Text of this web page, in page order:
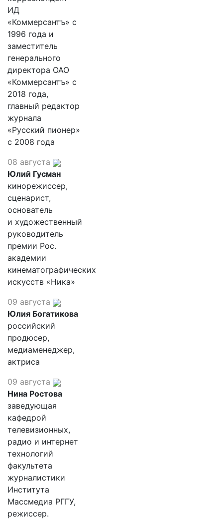
ИД
«Коммерсантъ» с
1996 года и
заместитель
генерального
директора ОАО
«Коммерсантъ» с
2018 года,
главный редактор
журнала
«Русский пионер»
с 2008 года
08 августа
Юлий Гусман
кинорежиссер,
сценарист,
основатель
и художественный
руководитель
премии Рос.
академии
кинематографических
искусств «Ника»
09 августа
Юлия Богатикова
российский
продюсер,
медиаменеджер,
актриса
09 августа
Нина Ростова
заведующая
кафедрой
телевизионных,
радио и интернет
технологий
факультета
журналистики
Института
Массмедиа РГГУ,
режиссер.